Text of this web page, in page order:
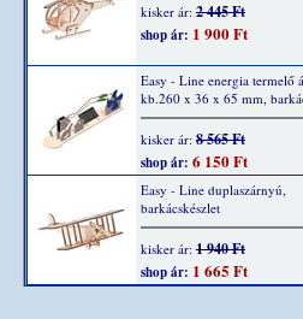
kisker ár: 2 445 Ft
shop ár: 1 900 Ft
Easy - Line energia termelő
kb.260 x 36 x 65 mm,
kisker ár: 8 565 Ft
shop ár: 6 150 Ft
Easy - Line duplaszárnyú,
barkácskészlet
kisker ár: 1 940 Ft
shop ár: 1 665 Ft